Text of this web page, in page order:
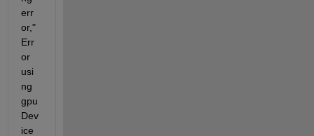
err
or,"
Err
or
usi
ng
gpu
Dev
ice